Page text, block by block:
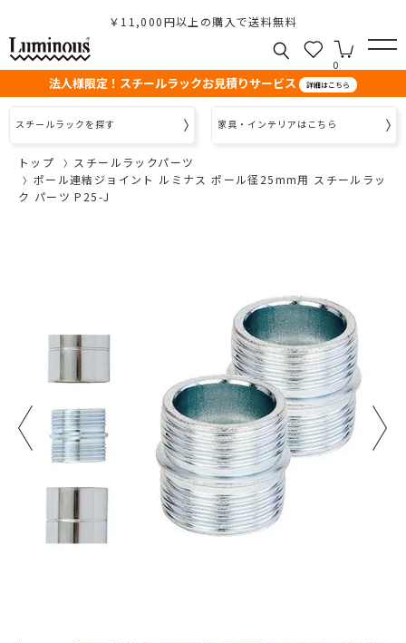
￥11,000円以上の購入で送料無料
0
法人様限定！スチールラックお見積りサービス 詳細はこちら
スチールラックを探す 家具・インテリアはこちら
トップ
スチールラックパーツ
ポール連結ジョイント ルミナス ポール径25mm用 スチールラッ
ク パーツ P25-J